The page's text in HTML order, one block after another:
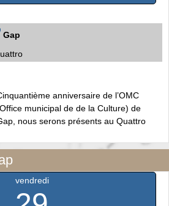
Gap
anniversaire de l’OMC
municipal de de la Culture) de
nous serons présents au Quattro
vendredi